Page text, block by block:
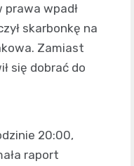
prawa wpadł
skarbonkę na
Zamiast
się dobrać do
20:00,
raport